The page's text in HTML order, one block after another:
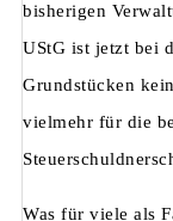
bisherigen
UStG ist jetzt bei
Grundstücken
vielmehr für die
Was für viele als